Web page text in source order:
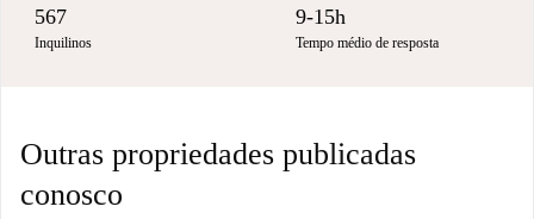
567
Inquilinos
9-15h
Tempo médio de resposta
Outras propriedades publicadas
conosco